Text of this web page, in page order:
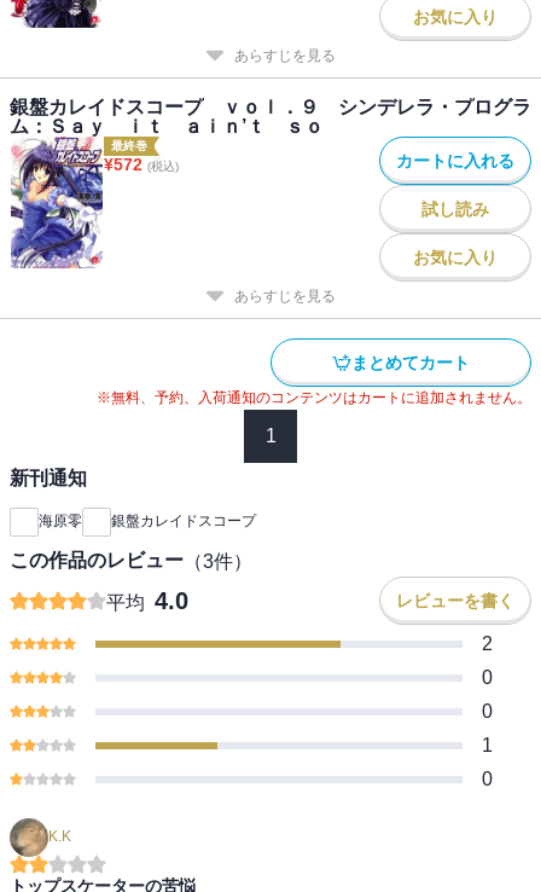
お気に入り
あらすじを見る
銀盤カレイドスコープ ｖｏｌ．９ シンデレラ・プログラ
ム：Ｓａｙ ｉｔ ａｉｎ’ｔ ｓｏ
最終巻
¥572 (税込) カートに入れる
試し読み
お気に入り
あらすじを見る
まとめてカート
※無料、予約、入荷通知のコンテンツはカートに追加されません。
1
新刊通知
海原零 銀盤カレイドスコープ
この作品のレビュー （3件）
平均 4.0 レビューを書く
2
0
0
1
0
K.K
トップスケーターの苦悩